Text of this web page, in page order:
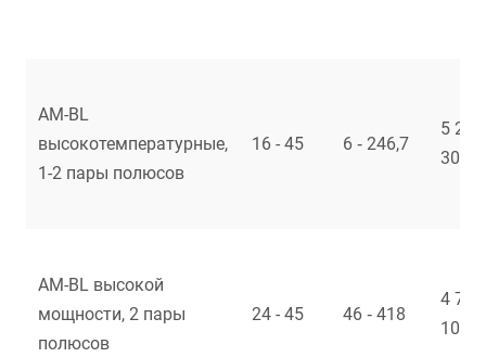
AM-BL
высокотемпературные,
1-2 пары полюсов
16 - 45 6 ‑ 246,7
5 200
30
AM-BL высокой
мощности, 2 пары
полюсов
24 - 45 46 ‑ 418
4 709
10